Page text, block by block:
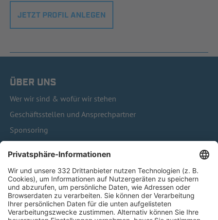
JETZT PROFIL ANLEGEN
ÜBER UNS
Wer wir sind & wofür wir stehen
Geschäftsstellen und Ansprechpartner
Sponsoring
Infothek
Kontakt
HÄUFIG BESUCHTE SEITEN